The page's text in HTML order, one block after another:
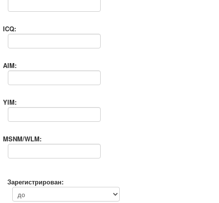
ICQ:
AIM:
YIM:
MSNM/WLM:
Зарегистрирован: